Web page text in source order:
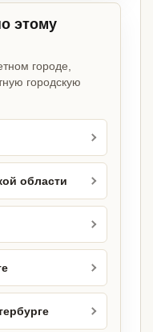
этому
городе,
городскую
области